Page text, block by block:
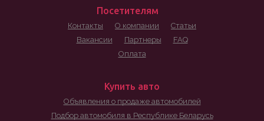
Посетителям
Контакты О компании
Статьи
Вакансии
Партнеры
FAQ
Оплата
Купить авто
Объявления о продаже автомобилей
Подбор автомобиля в Республике Беларусь